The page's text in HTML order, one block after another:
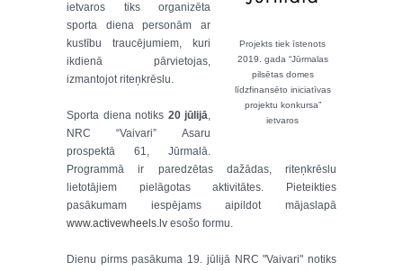
Projekts tiek īstenots
2019. gada “Jūrmalas
pilsētas domes
līdzfinansēto iniciatīvas
projektu konkursa”
ietvaros
ietvaros tiks organizēta
sporta diena personām ar
kustību traucējumiem, kuri
ikdienā pārvietojas,
izmantojot riteņkrēslu.
Sporta diena notiks 20 jūlijā,
NRC “Vaivari” Asaru
prospektā 61, Jūrmalā.
Programmā ir paredzētas dažādas, riteņkrēslu
lietotājiem pielāgotas aktivitātes. Pieteikties
pasākumam iespējams aipildot mājaslapā
www.activewheels.lv esošo formu.
Dienu pirms pasākuma 19. jūlijā NRC "Vaivari" notiks